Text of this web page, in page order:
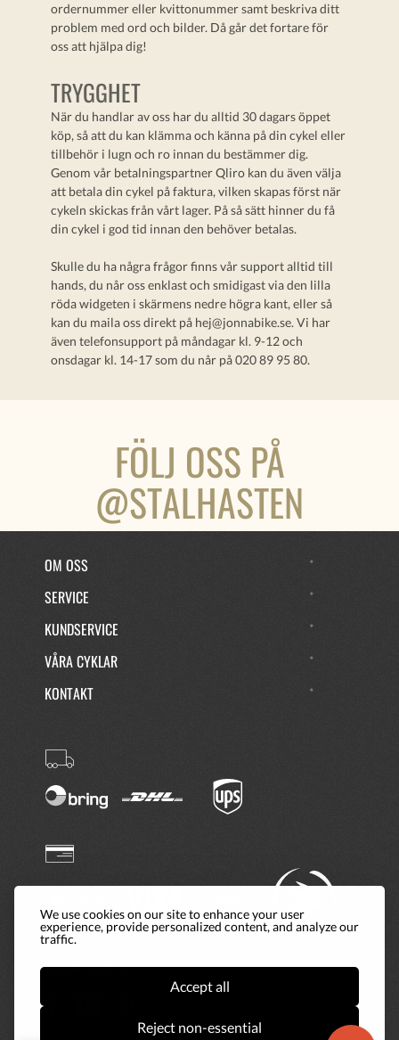
We use cookies on our site to enhance your user
experience, provide personalized content, and analyze our
traffic.
Accept all
Reject non-essential
ordernummer eller kvittonummer samt beskriva ditt
problem med ord och bilder. Då går det fortare för
oss att hjälpa dig!
TRYGGHET
När du handlar av oss har du alltid 30 dagars öppet
köp, så att du kan klämma och känna på din cykel eller
tillbehör i lugn och ro innan du bestämmer dig.
Genom vår betalningspartner Qliro kan du även välja
att betala din cykel på faktura, vilken skapas först när
cykeln skickas från vårt lager. På så sätt hinner du få
din cykel i god tid innan den behöver betalas.
Skulle du ha några frågor finns vår support alltid till
hands, du når oss enklast och smidigast via den lilla
röda widgeten i skärmens nedre högra kant, eller så
kan du maila oss direkt på hej@jonnabike.se. Vi har
även telefonsupport på måndagar kl. 9-12 och
onsdagar kl. 14-17 som du når på 020 89 95 80.
FÖLJ OSS PÅ
@STALHASTEN
OM OSS
SERVICE
KUNDSERVICE
VÅRA CYKLAR
KONTAKT
SOCIAL MEDIER